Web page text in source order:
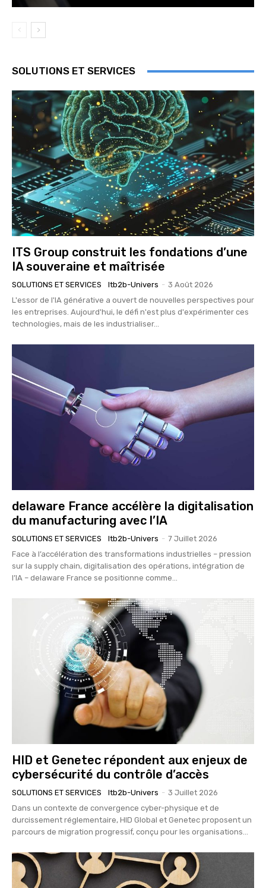
SOLUTIONS ET SERVICES
ITS Group construit les fondations d’une
IA souveraine et maîtrisée
SOLUTIONS ET SERVICES Itb2b-Univers - 3 Août 2026
L'essor de l'IA générative a ouvert de nouvelles perspectives pour
les entreprises. Aujourd'hui, le défi n'est plus d'expérimenter ces
technologies, mais de les industrialiser...
delaware France accélère la digitalisation
du manufacturing avec l’IA
SOLUTIONS ET SERVICES Itb2b-Univers - 7 Juillet 2026
Face à l’accélération des transformations industrielles – pression
sur la supply chain, digitalisation des opérations, intégration de
l’IA – delaware France se positionne comme...
HID et Genetec répondent aux enjeux de
cybersécurité du contrôle d’accès
SOLUTIONS ET SERVICES Itb2b-Univers - 3 Juillet 2026
Dans un contexte de convergence cyber-physique et de
durcissement réglementaire, HID Global et Genetec proposent un
parcours de migration progressif, conçu pour les organisations...